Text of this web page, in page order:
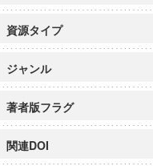
資源タイプ
ジャンル
著者版フラグ
関連DOI